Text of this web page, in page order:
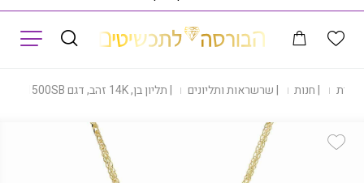
הבית |חנות |שרשראות ותליונים |תליון בן, 14K זהב, דגם P2061500SB
Add Wishlist